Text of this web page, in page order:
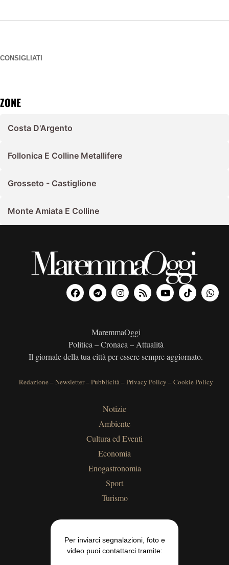
CONSIGLIATI
ZONE
Costa D'Argento
Follonica E Colline Metallifere
Grosseto - Castiglione
Monte Amiata E Colline
MaremmaOggi
Politica – Cronaca – Attualità
Il giornale della tua città per essere sempre aggiornato.
Redazione –Newsletter–Pubblicità–Privacy Policy –Cookie Policy
Notizie
Ambiente
Cultura ed Eventi
Economia
Enogastronomia
Sport
Turismo
Per inviarci segnalazioni, foto e
video puoi contattarci tramite: